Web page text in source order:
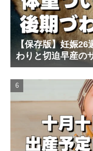
【保存版】妊娠
わりと切迫早産の